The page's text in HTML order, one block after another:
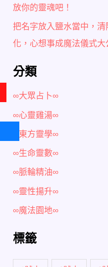
放你的靈魂吧！
把名字放入鹽水當中，
化，心想事成魔法儀式大
分類
∞大眾占卜∞
∞心靈雞湯∞
∞東方靈學∞
∞生命靈數∞
∞脈輪精油∞
∞靈性揚升∞
∞魔法園地∞
標籤